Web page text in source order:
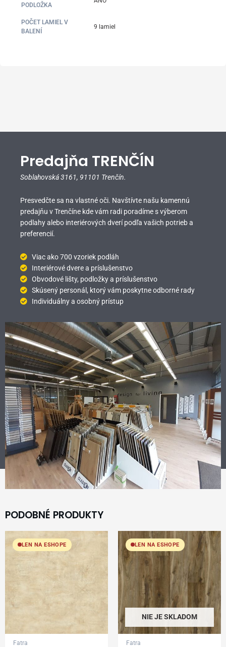
PODLOŽKA
POČET LAMIEL V
BALENÍ
9 lamiel
Predajňa TRENČÍN
Soblahovská 3161, 91101 Trenčín.
Presvedčte sa na vlastné oči. Navštívte našu kamennú
predajňu v Trenčíne kde vám radi poradíme s výberom
podlahy alebo interiérových dverí podľa vašich potrieb a
preferencií.
Viac ako 700 vzoriek podláh
Interiérové dvere a príslušenstvo
Obvodové lišty, podložky a príslušenstvo
Skúsený personál, ktorý vám poskytne odborné rady
Individuálny a osobný prístup
PODOBNÉ PRODUKTY
LEN NA ESHOPE
Fatra
LEN NA ESHOPE
NIE JE SKLADOM
Fatra